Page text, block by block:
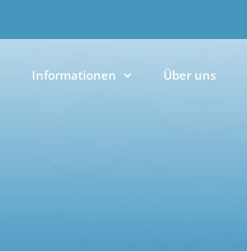
Informationen Über uns